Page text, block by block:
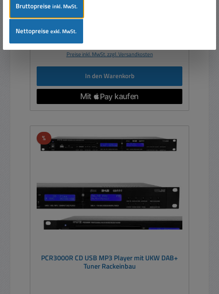
Verkaufspreis:
319,00 €
Preise inkl. MwSt. zzgl. Versandkosten
In den Warenkorb
%Rabatt
PCR3000R CD USB MP3 Player mit UKW DAB+
Tuner Rackeinbau
Bruttopreiseinkl. MwSt.
Nettopreiseexkl. MwSt.